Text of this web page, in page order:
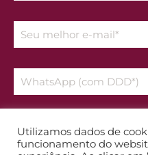
Declaro que aceito os
Utilizamos dados de
funcionamento do